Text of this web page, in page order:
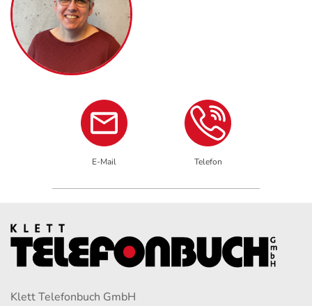
E-Mail Telefon
Klett Telefonbuch GmbH